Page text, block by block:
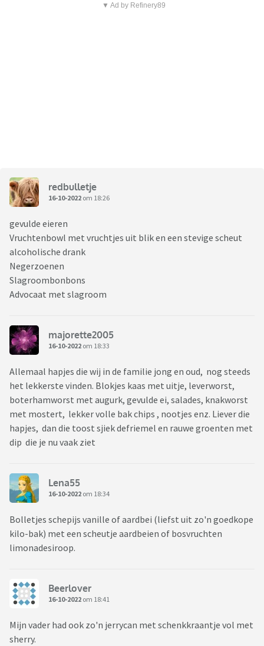
▼ Ad by Refinery89
redbulletje
16-10-2022 om 18:26
gevulde eieren
Vruchtenbowl met vruchtjes uit blik en een stevige scheut
alcoholische drank
Negerzoenen
Slagroombonbons
Advocaat met slagroom
majorette2005
16-10-2022 om 18:33
Allemaal hapjes die wij in de familie jong en oud, nog steeds
het lekkerste vinden. Blokjes kaas met uitje, leverworst,
boterhamworst met augurk, gevulde ei, salades, knakworst
met mostert, lekker volle bak chips , nootjes enz. Liever die
hapjes, dan die toost sjiek defriemel en rauwe groenten met
dip die je nu vaak ziet
Lena55
16-10-2022 om 18:34
Bolletjes schepijs vanille of aardbei (liefst uit zo'n goedkope
kilo-bak) met een scheutje aardbeien of bosvruchten
limonadesiroop.
Beerlover
16-10-2022 om 18:41
Mijn vader had ook zo'n jerrycan met schenkkraantje vol met
sherry.